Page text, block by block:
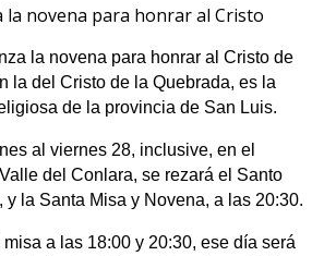
la novena para honrar al Cristo de
la del Cristo de la Quebrada, es la
de la provincia de San Luis.
al viernes 28, inclusive, en el
del Conlara, se rezará el Santo
y la Santa Misa y Novena, a las 20:30.
a las 18:00 y 20:30, ese día será